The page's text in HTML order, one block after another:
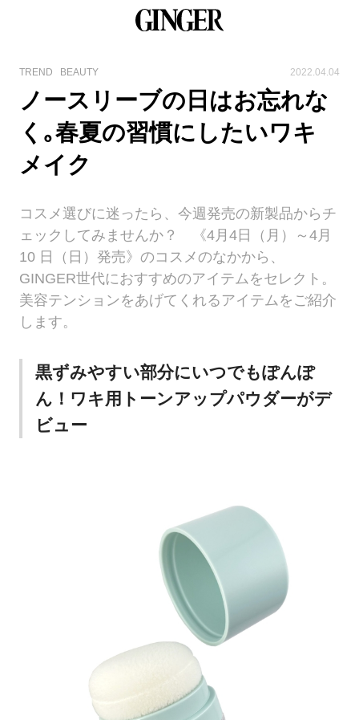
TREND BEAUTY 2022.04.04
ノースリーブの日はお忘れな
く｡春夏の習慣にしたいワキ
メイク
コスメ選びに迷ったら、今週発売の新製品からチ
ェックしてみませんか？ 《4月4日（月）～4月
10 日（日）発売》のコスメのなかから、
GINGER世代におすすめのアイテムをセレクト。
美容テンションをあげてくれるアイテムをご紹介
します。
黒ずみやすい部分にいつでもぽんぽ
ん！ワキ用トーンアップパウダーがデ
ビュー